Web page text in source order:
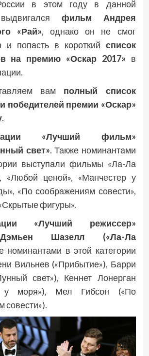
в этом году в данной
фильм Андрея
«Рай», однако он не смог
и попасть в короткий список
на премию «Оскар 2017» в
вам полный список
победителей премии «Оскар»
.
«Лучший фильм»
свет». Также номинантами
выступали фильмы «Ла-Ла
«Любой ценой», «Манчестер у
«По соображениям совести»,
фигуры».
«Лучший режиссер»
Дэмьен Шазелл («Ла-Ла
номинантами в этой категории
Вильнев («Прибытие»), Барри
свет»), Кеннет Лонерган
у моря»), Мел Гибсон («По
совести»).